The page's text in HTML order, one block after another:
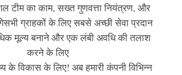
टीम का काम, सख्त गुणवत्ता नियंत्रण, और
सभी ग्राहकों के लिए सबसे अच्छी सेवा प्रदान
मूल्य बनाने और एक लंबी अवधि की तलाश
करने के लिए
के विकास के लिए! अब हमारी कंपनी विभिन्न